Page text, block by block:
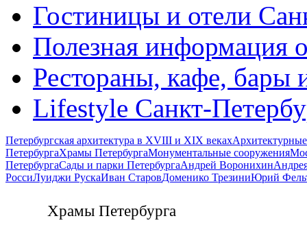
Гостиницы и отели
Полезная информация
Рестораны, кафе, бары
Lifestyle Санкт-
Петербургская архитектура в XVIII и XIX веках
ПетербургаХрамы ПетербургаМонументальные сооружения
ПетербургаСады и парки ПетербургаАндрей Воронихин
РоссиЛуиджи РускаИван СтаровДоменико ТрезиниЮрий
Храмы Петербурга